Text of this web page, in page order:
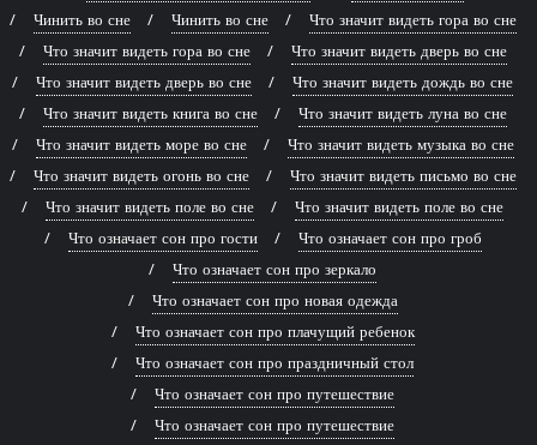
Чинить во сне
Чинить во сне
Что значит видеть гора во сне
Что значит видеть гора во сне
Что значит видеть дверь во сне
Что значит видеть дверь во сне
Что значит видеть дождь во сне
Что значит видеть книга во сне
Что значит видеть луна во сне
Что значит видеть море во сне
Что значит видеть музыка во сне
Что значит видеть огонь во сне
Что значит видеть письмо во сне
Что значит видеть поле во сне
Что значит видеть поле во сне
Что означает сон про гости
Что означает сон про гроб
Что означает сон про зеркало
Что означает сон про новая одежда
Что означает сон про плачущий ребенок
Что означает сон про праздничный стол
Что означает сон про путешествие
Что означает сон про путешествие